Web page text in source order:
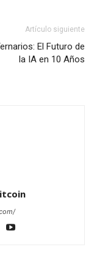
Artículo siguiente
El Futuro de
la IA en 10 Años